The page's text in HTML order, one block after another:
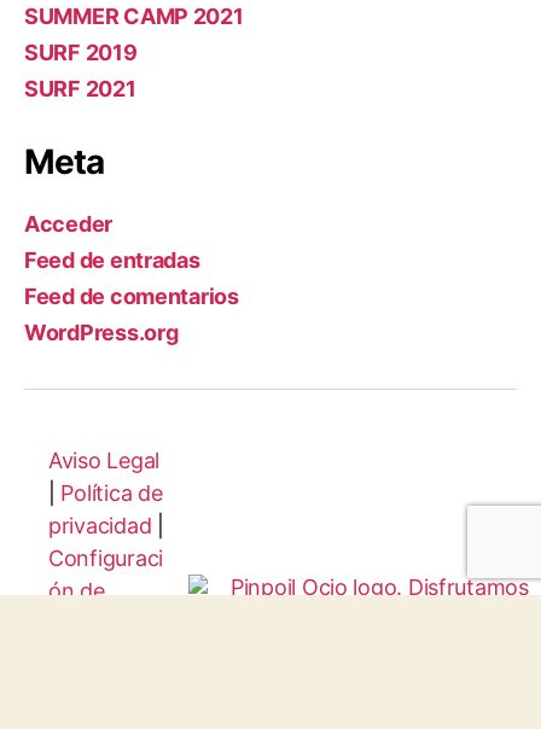
SUMMER CAMP 2021
SURF 2019
SURF 2021
Meta
Acceder
Feed de entradas
Feed de comentarios
WordPress.org
Aviso Legal
Política de
privacidad
Configuraci
ón de